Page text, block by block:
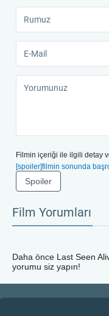
Filmin içeriği ile ilgili detay
[spoiler]filmin sonunda
Spoiler
Film Yorumları
Daha önce Last Seen
yorumu siz yapın!